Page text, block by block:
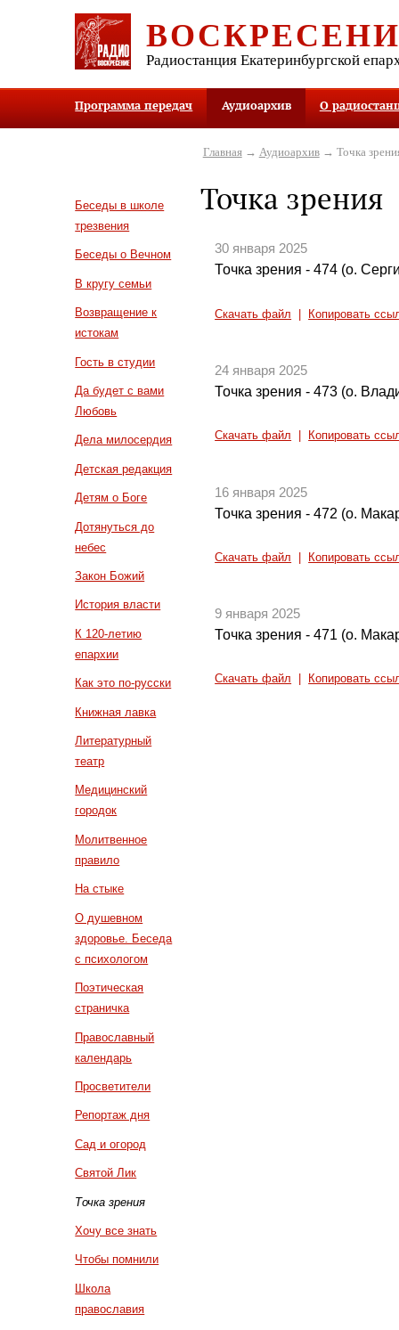
Радиостанция Екатеринбургской
Программа передач Аудиоархив О
Беседы в школе
трезвения
Беседы о Вечном
В кругу семьи
Возвращение к
истокам
Гость в студии
Да будет с вами
Любовь
Дела милосердия
Детская редакция
Детям о Боге
Дотянуться до
небес
Закон Божий
История власти
К 120-летию
епархии
Как это по-русски
Книжная лавка
Литературный
театр
Медицинский
городок
Молитвенное
правило
На стыке
О душевном
здоровье. Беседа
с психологом
Поэтическая
страничка
Православный
календарь
Просветители
Репортаж дня
Сад и огород
Святой Лик
Точка зрения
Хочу все знать
Чтобы помнили
Школа
православия
Главная→ Аудиоархив→ Точка
Точка зрения
30 января 2025
Точка зрения - 474 (о.
Скачать файл Копировать
24 января 2025
Точка зрения - 473 (о.
Скачать файл Копировать
16 января 2025
Точка зрения - 472 (о.
Скачать файл Копировать
9 января 2025
Точка зрения - 471 (о.
Скачать файл Копировать